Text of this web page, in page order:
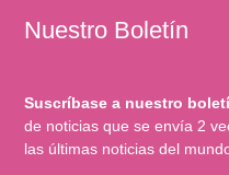
Nuestro Boletín
Suscríbase a nuestro
de noticias que se envía 2
las últimas noticias del